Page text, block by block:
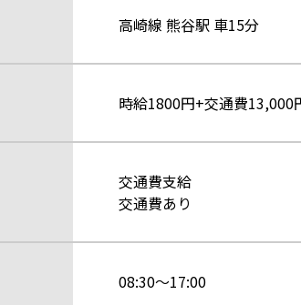
高崎線 熊谷駅 車15分
時給1800円+交通費13,000
交通費支給
交通費あり
08:30～17:00